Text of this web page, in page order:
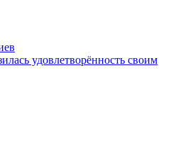
удовлетворённость своим